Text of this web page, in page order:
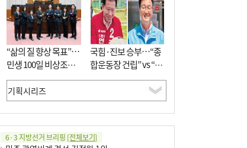
“삶의 질 향상 목표”…
민생 100일 비상조치
면밀 심사
국힘·진보 승부…“종
합운동장 건립” vs “출
근 공공버스 도입”
6·3 지방선거 브리핑 [전체보기]